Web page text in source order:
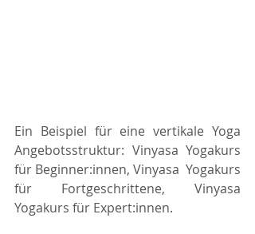
Ein Beispiel für eine vertikale Yoga
Angebotsstruktur: Vinyasa Yogakurs
für Beginner:innen, Vinyasa  Yogakurs
für Fortgeschrittene, Vinyasa
Yogakurs für Expert:innen.